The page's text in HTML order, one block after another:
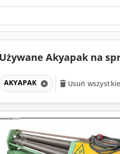
Używane Akyapak na
AKYAPAK Usuń